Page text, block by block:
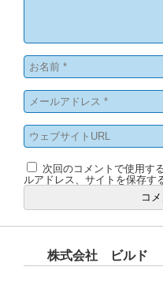
次回のコメントで使用す
ルアドレス、サイトを保存す
株式会社 ビルド